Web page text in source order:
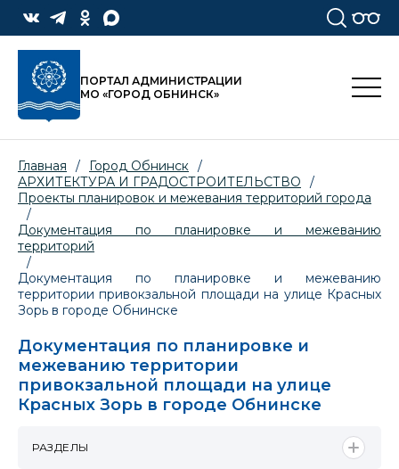
ПОРТАЛ АДМИНИСТРАЦИИ
МО «ГОРОД ОБНИНСК»
Главная / Город Обнинск /
АРХИТЕКТУРА И ГРАДОСТРОИТЕЛЬСТВО
/
Проекты планировок и межевания территорий города
/
Документация по планировке и межеванию
территорий
/
Документация по планировке и межеванию
территории привокзальной площади на улице Красных
Зорь в городе Обнинске
Документация по планировке и
межеванию территории
привокзальной площади на улице
Красных Зорь в городе Обнинске
РАЗДЕЛЫ